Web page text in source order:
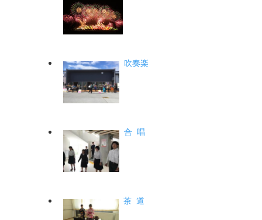
吹奏楽
合 唱
茶 道